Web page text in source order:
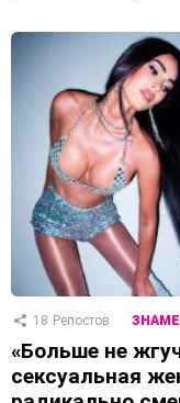
18 Репостов
«Больше не
сексуальная